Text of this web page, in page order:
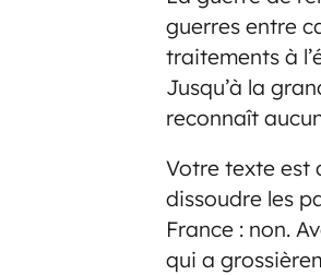
guerres entre
traitements à
Jusqu’à la
reconnaît
Votre texte est
dissoudre les
France : non.
qui a